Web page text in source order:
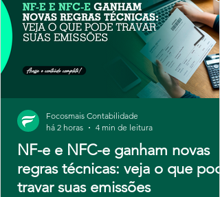
NF-e e NFC-e ganham novas
regras técnicas: veja o que
travar suas emissões
Focosmais Contabilidade
há 2 horas
4 min de leitura